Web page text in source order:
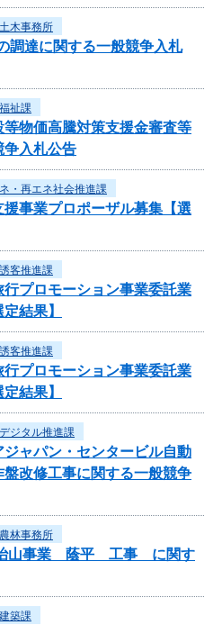
木事務所
調達に関する一般競争入札
祉課
物価高騰対策支援金審査等
争入札公告
・再エネ社会推進課
事業プロポーザル募集【選
客推進課
プロモーション事業委託業
結果】
客推進課
プロモーション事業委託業
結果】
ジタル推進課
ジャパン・センタービル自動
改修工事に関する一般競争
林事務所
治山事業 蔭平 工事 に関す
築課